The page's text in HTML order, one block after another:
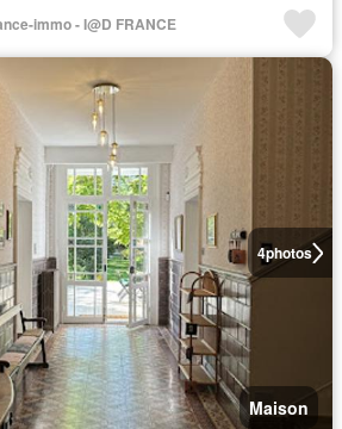
immo - I@D FRANCE
4photos
Maison